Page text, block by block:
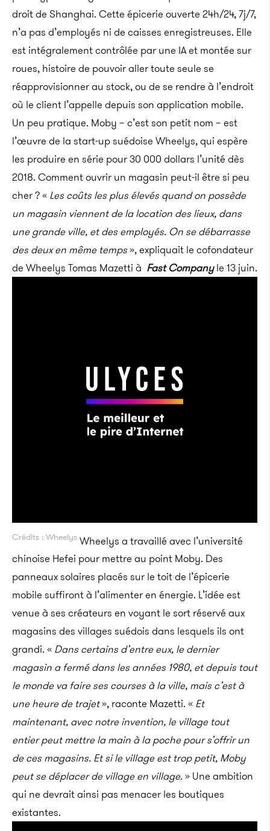
droit de Shanghai. Cette épicerie ouverte 24h/24, 7j/7,
n’a pas d’employés ni de caisses enregistreuses. Elle
est intégralement contrôlée par une IA et montée sur
roues, histoire de pouvoir aller toute seule se
réapprovisionner au stock, ou de se rendre à l’endroit
où le client l’appelle depuis son application mobile.
Un peu pratique. Moby – c’est son petit nom – est
l’œuvre de la start-up suédoise Wheelys, qui espère
les produire en série pour 30 000 dollars l’unité dès
2018. Comment ouvrir un magasin peut-il être si peu
cher ? « Les coûts les plus élevés quand on possède
un magasin viennent de la location des lieux, dans
une grande ville, et des employés. On se débarrasse
des deux en même temps», expliquait le cofondateur
de Wheelys Tomas Mazetti à Fast Company le 13 juin.
Crédits : Wheelys Wheelys a travaillé avec l’université
chinoise Hefei pour mettre au point Moby. Des
panneaux solaires placés sur le toit de l’épicerie
mobile suffiront à l’alimenter en énergie. L’idée est
venue à ses créateurs en voyant le sort réservé aux
magasins des villages suédois dans lesquels ils ont
grandi. « Dans certains d’entre eux, le dernier
magasin a fermé dans les années 1980, et depuis tout
le monde va faire ses courses à la ville, mais c’est à
une heure de trajet», raconte Mazetti. « Et
maintenant, avec notre invention, le village tout
entier peut mettre la main à la poche pour s’offrir un
de ces magasins. Et si le village est trop petit, Moby
peut se déplacer de village en village.» Une ambition
qui ne devrait ainsi pas menacer les boutiques
existantes.